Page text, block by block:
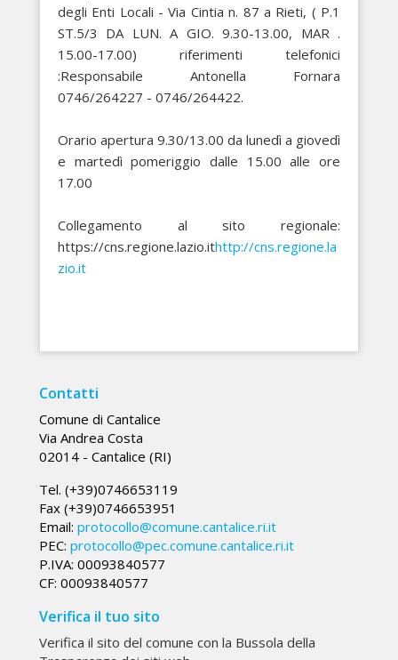
degli Enti Locali - Via Cintia n. 87 a Rieti, ( P.1
ST.5/3 DA LUN. A GIO. 9.30-13.00, MAR .
15.00-17.00) riferimenti telefonici
:Responsabile Antonella Fornara
0746/264227 - 0746/264422.
Orario apertura 9.30/13.00 da lunedì a giovedì
e martedì pomeriggio dalle 15.00 alle ore
17.00
Collegamento al sito regionale:
https://cns.regione.lazio.ithttp://cns.regione.la
zio.it
Contatti
Comune di Cantalice
Via Andrea Costa
02014 - Cantalice (RI)
Tel. (+39)0746653119
Fax (+39)0746653951
Email: protocollo@comune.cantalice.ri.it
PEC: protocollo@pec.comune.cantalice.ri.it
P.IVA: 00093840577
CF: 00093840577
Verifica il tuo sito
Verifica il sito del comune con la Bussola della